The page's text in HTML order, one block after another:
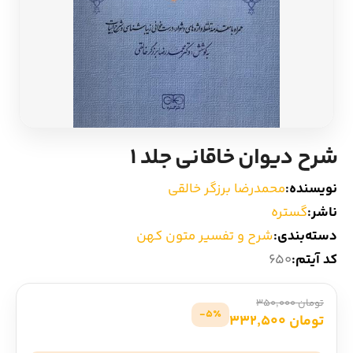
ادیان و اساطیر
سایر کشورهای اروپا
داستان کوتاه
شعر و متون کهن
ادبیات
ادبیات نمایشی
شرح دیوان خاقانی جلد 1
نویسنده:محمدرضا برزگر خالقی
ناشر:گستره
دسته‌بندی:شرح و تفسیر متون کهن
کد آیتم:650
تومان 350,000
تومان 332,500 5٪-